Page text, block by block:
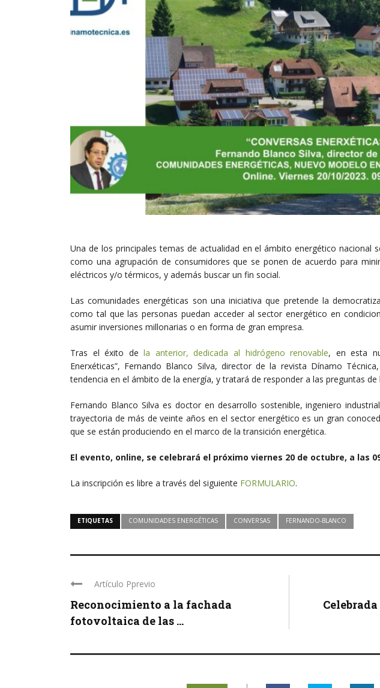
Una de los principales temas de actualidad en el ámbito energético nacional
como una agrupación de consumidores que se ponen de acuerdo para
eléctricos y/o térmicos, y además buscar un fin social.
Las comunidades energéticas son una iniciativa que pretende la
como tal que las personas puedan acceder al sector energético en
asumir inversiones millonarias o en forma de gran empresa.
Tras el éxito dela anterior, dedicada al hidrógeno renovable, en esta
Enerxéticas”, Fernando Blanco Silva, director de la revista Dínamo
tendencia en el ámbito de la energía, y tratará de responder a las preguntas de
Fernando Blanco Silva es doctor en desarrollo sostenible, ingeniero
trayectoria de más de veinte años en el sector energético es un gran
que se están produciendo en el marco de la transición energética.
El evento, online, se celebrará el próximo viernes 20 de octubre, a las
La inscripción es libre a través del siguiente FORMULARIO.
ETIQUETAS COMUNIDADES ENERGÉTICAS CONVERSAS FERNANDO-BLANCO
Artículo Pprevio
Reconocimiento a la fachada
fotovoltaica de las ...